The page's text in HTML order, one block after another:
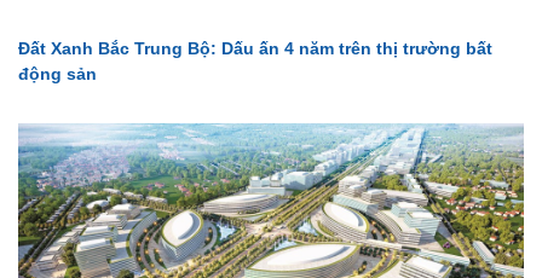
Đất Xanh Bắc Trung Bộ: Dấu ấn 4 năm trên thị trường bất
động sản